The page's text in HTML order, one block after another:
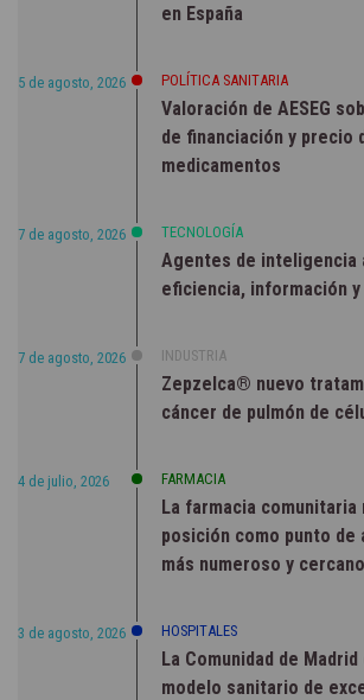
en España
5 de agosto, 2026 POLÍTICA SANITARIA
Valoración de AESEG
de financiación y precio
medicamentos
7 de agosto, 2026 TECNOLOGÍA
Agentes de inteligencia
eficiencia, información
7 de agosto, 2026 INDUSTRIA
Zepzelca® nuevo
cáncer de pulmón de
4 de julio, 2026 FARMACIA
La farmacia
posición como punto de
más numeroso y
3 de agosto, 2026 HOSPITALES
La Comunidad de
modelo sanitario de